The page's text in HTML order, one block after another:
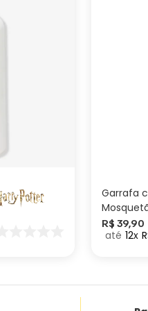
Garrafa
Grifinoria
R$ 39,90
12